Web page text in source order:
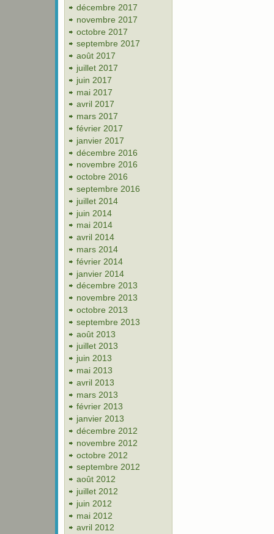
décembre 2017
novembre 2017
octobre 2017
septembre 2017
août 2017
juillet 2017
juin 2017
mai 2017
avril 2017
mars 2017
février 2017
janvier 2017
décembre 2016
novembre 2016
octobre 2016
septembre 2016
juillet 2014
juin 2014
mai 2014
avril 2014
mars 2014
février 2014
janvier 2014
décembre 2013
novembre 2013
octobre 2013
septembre 2013
août 2013
juillet 2013
juin 2013
mai 2013
avril 2013
mars 2013
février 2013
janvier 2013
décembre 2012
novembre 2012
octobre 2012
septembre 2012
août 2012
juillet 2012
juin 2012
mai 2012
avril 2012